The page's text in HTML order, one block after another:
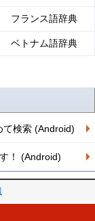
フランス語辞典
ベトナム語辞典
て検索 (Android)
！ (Android)